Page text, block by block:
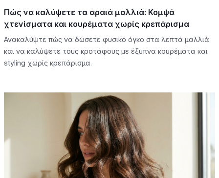
Πώς να καλύψετε τα αραιά μαλλιά: Κομψά
χτενίσματα και κουρέματα χωρίς κρεπάρισμα
Ανακαλύψτε πώς να δώσετε φυσικό όγκο στα λεπτά μαλλιά
και να καλύψετε τους κροτάφους με έξυπνα κουρέματα και
styling χωρίς κρεπάρισμα.